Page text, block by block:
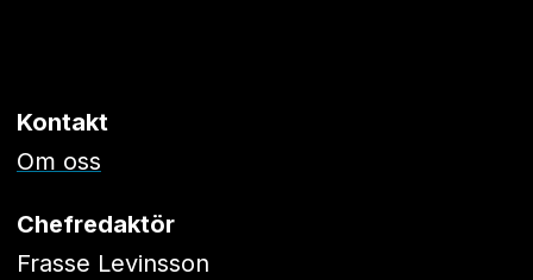
Kontakt
Om oss
Chefredaktör
Frasse Levinsson